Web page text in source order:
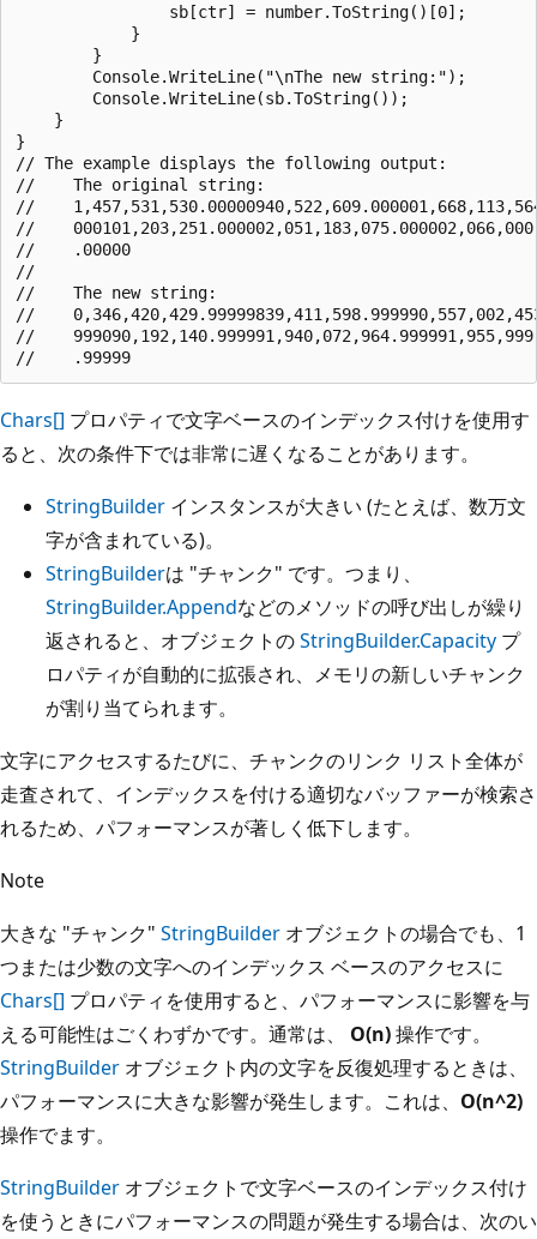
                sb[ctr] = number.ToString()[0];
            }
        }
        Console.WriteLine("\nThe new string:");
        Console.WriteLine(sb.ToString());
    }
}
// The example displays the following output:
//    The original string:
//
//
//    .00000
//
//    The new string:
//
//
Chars[] プロパティで文字ベースのインデックス付けを使用す
ると、次の条件下では非常に遅くなることがあります。
StringBuilder インスタンスが大きい (たとえば、数万文
字が含まれている)。
StringBuilderは "チャンク" です。つまり、
StringBuilder.Appendなどのメソッドの呼び出しが繰り
返されると、オブジェクトのStringBuilder.Capacity プ
ロパティが自動的に拡張され、メモリの新しいチャンク
が割り当てられます。
文字にアクセスするたびに、チャンクのリンク リスト全体が
走査されて、インデックスを付ける適切なバッファーが検索さ
れるため、パフォーマンスが著しく低下します。
Note
大きな "チャンク" StringBuilder オブジェクトの場合でも、1
つまたは少数の文字へのインデックス ベースのアクセスに
Chars[] プロパティを使用すると、パフォーマンスに影響を与
える可能性はごくわずかです。通常は、 O(n)操作です。
StringBuilder オブジェクト内の文字を反復処理するときは、
パフォーマンスに大きな影響が発生します。これは、 O(n^2)
操作でます。
StringBuilder オブジェクトで文字ベースのインデックス付け
を使うときにパフォーマンスの問題が発生する場合は、次のい